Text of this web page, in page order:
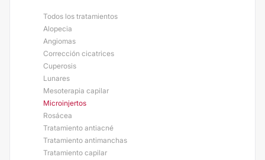
Todos los tratamientos
Alopecia
Angiomas
Corrección cicatrices
Cuperosis
Lunares
Mesoterapia capilar
Microinjertos
Rosácea
Tratamiento antiacné
Tratamiento antimanchas
Tratamiento capilar